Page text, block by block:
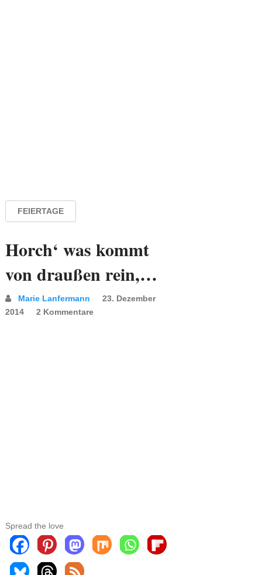
FEIERTAGE
Horch‘ was kommt
von draußen rein,…
Marie Lanfermann
23. Dezember
2014
2 Kommentare
Spread the love